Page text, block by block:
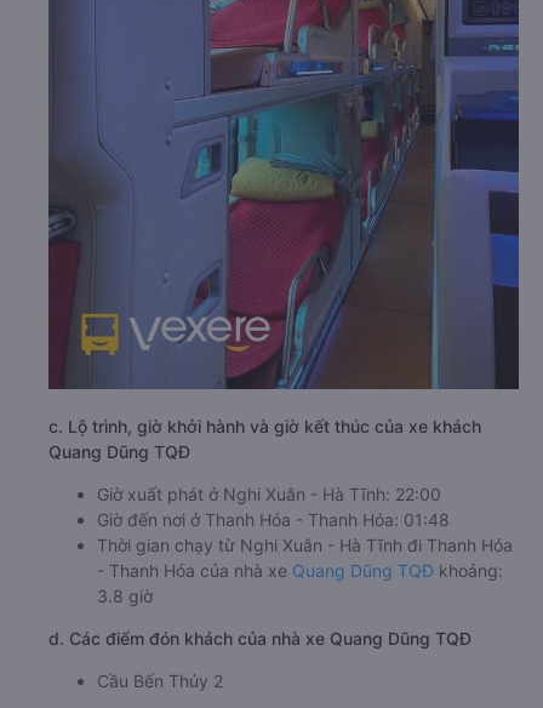
c. Lộ trình, giờ khởi hành và giờ kết thúc của xe khách
Quang Dũng TQĐ
Giờ xuất phát ở Nghi Xuân - Hà Tĩnh: 22:00
Giờ đến nơi ở Thanh Hóa - Thanh Hóa: 01:48
Thời gian chạy từ Nghi Xuân - Hà Tĩnh đi Thanh Hóa
- Thanh Hóa của nhà xe Quang Dũng TQĐ khoảng:
3.8 giờ
d. Các điểm đón khách của nhà xe Quang Dũng TQĐ
Cầu Bến Thủy 2